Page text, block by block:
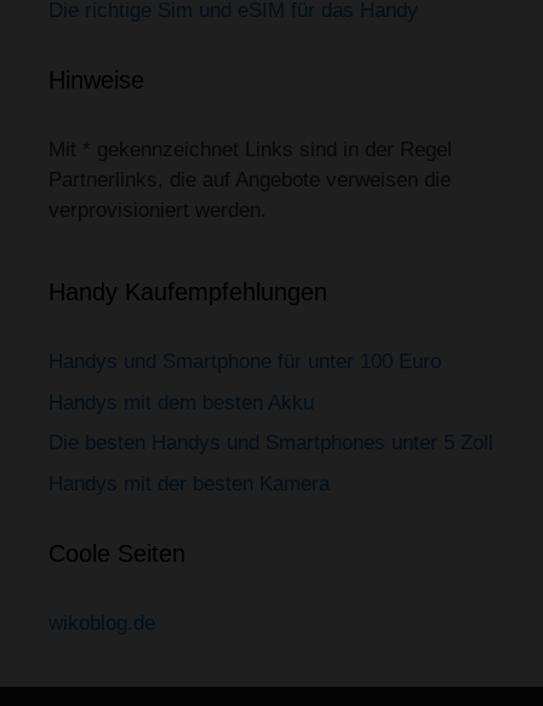
Die richtige Sim und eSIM für das Handy
Hinweise
Mit * gekennzeichnet Links sind in der Regel
Partnerlinks, die auf Angebote verweisen die
verprovisioniert werden.
Handy Kaufempfehlungen
Handys und Smartphone für unter 100 Euro
Handys mit dem besten Akku
Die besten Handys und Smartphones unter 5 Zoll
Handys mit der besten Kamera
Coole Seiten
wikoblog.de